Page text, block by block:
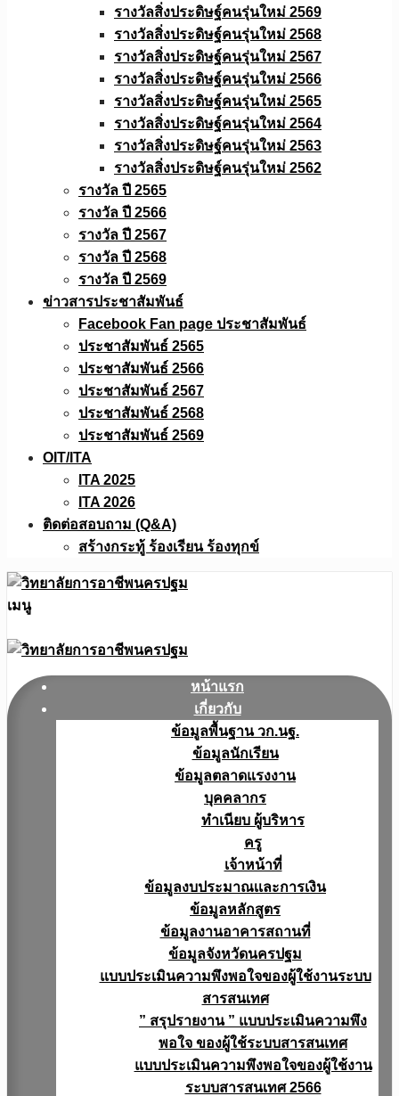
รางวัลสิ่งประดิษฐ์คนรุ่นใหม่ 2569
รางวัลสิ่งประดิษฐ์คนรุ่นใหม่ 2568
รางวัลสิ่งประดิษฐ์คนรุ่นใหม่ 2567
รางวัลสิ่งประดิษฐ์คนรุ่นใหม่ 2566
รางวัลสิ่งประดิษฐ์คนรุ่นใหม่ 2565
รางวัลสิ่งประดิษฐ์คนรุ่นใหม่ 2564
รางวัลสิ่งประดิษฐ์คนรุ่นใหม่ 2563
รางวัลสิ่งประดิษฐ์คนรุ่นใหม่ 2562
รางวัล ปี 2565
รางวัล ปี 2566
รางวัล ปี 2567
รางวัล ปี 2568
รางวัล ปี 2569
ข่าวสารประชาสัมพันธ์
Facebook Fan page ประชาสัมพันธ์
ประชาสัมพันธ์ 2565
ประชาสัมพันธ์ 2566
ประชาสัมพันธ์ 2567
ประชาสัมพันธ์ 2568
ประชาสัมพันธ์ 2569
OIT/ITA
ITA 2025
ITA 2026
ติดต่อสอบถาม (Q&A)
สร้างกระทู้ ร้องเรียน ร้องทุกข์
เมนู
หน้าแรก
เกี่ยวกับ
ข้อมูลพื้นฐาน วก.นฐ.
ข้อมูลนักเรียน
ข้อมูลตลาดแรงงาน
บุคคลากร
ทำเนียบ ผู้บริหาร
ครู
เจ้าหน้าที่
ข้อมูลงบประมาณเเละการเงิน
ข้อมูลหลักสูตร
ข้อมูลงานอาคารสถานที่
ข้อมูลจังหวัดนครปฐม
แบบประเมินความพึงพอใจของผู้ใช้งานระบบ
สารสนเทศ
” สรุปรายงาน ” แบบประเมินความพึง
พอใจ ของผู้ใช้ระบบสารสนเทศ
แบบประเมินความพึงพอใจของผู้ใช้งาน
ระบบสารสนเทศ 2566